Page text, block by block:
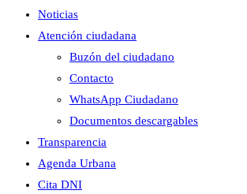
Noticias
Atención ciudadana
Buzón del ciudadano
Contacto
WhatsApp Ciudadano
Documentos descargables
Transparencia
Agenda Urbana
Cita DNI